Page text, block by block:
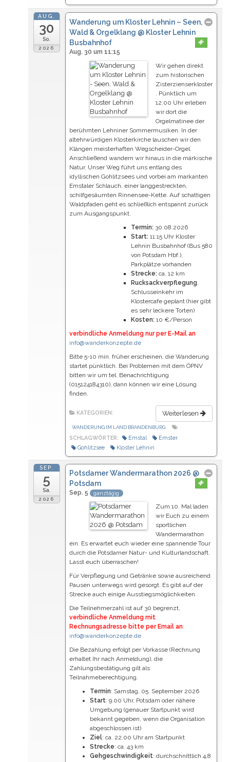
AUG.
30
So.
2026
Wanderung um Kloster Lehnin – Seen,
Wald & Orgelklang @ Kloster Lehnin
Busbahnhof
Aug. 30 um 11:15
Wir gehen direkt
zum historischen
Zisterzienserkloster
. Pünktlich um
12:00 Uhr erleben
wir dort die
Orgelmatinee der
berühmten Lehniner Sommermusiken. In der
altehrwürdigen Klosterkirche lauschen wir den
Klängen meisterhaften Wegscheider-Orgel.
Anschließend wandern wir hinaus in die märkische
Natur. Unser Weg führt uns entlang des
idyllischen Gohlitzsees und vorbei am markanten
Emstaler Schlauch, einer langgestreckten,
schilfgesäumten Rinnensee-Kette. Auf schattigen
Waldpfaden geht es schließlich entspannt zurück
zum Ausgangspunkt.
Termin: 30.08.2026
Start: 11:15 Uhr Kloster
Lehnin Busbahnhof (Bus 580
von Potsdam Hbf.),
Parkplätze vorhanden
Strecke: ca. 12 km
Rucksackverpflegung
Schlusseinkehr im
Klostercafe geplant (hier gibt
es sehr leckere Torten)
Kosten: 10 €/Person
verbindliche Anmeldung nur per E-Mail an
info@wanderkonzepte.de
Bitte 5-10 min. früher erscheinen, die Wanderung
startet pünktlich. Bei Problemen mit dem ÖPNV
bitten wir um tel. Benachrichtigung
(015124184310), dann können wir eine Lösung
finden.
Weiterlesen
KATEGORIEN:
WANDERUNG IM LAND BRANDENBURG
SCHLAGWÖRTER: Emstal
Emster
Gohlitzsee
Kloster Lehnin
SEP.
5
Sa.
2026
Potsdamer Wandermarathon 2026 @
Potsdam
Sep. 5 ganztägig
Zum 10. Mal laden
wir Euch zu einem
sportlichen
Wandermarathon
ein. Es erwartet euch wieder eine spannende Tour
durch die Potsdamer Natur- und Kulturlandschaft.
Lasst euch überraschen!
Für Verpflegung und Getränke sowie ausreichend
Pausen unterwegs wird gesorgt. Es gibt auf der
Strecke auch einige Ausstiegsmöglichkeiten.
Die Teilnehmerzahl ist auf 30 begrenzt,
verbindliche Anmeldung mit
Rechnungsadresse bitte per Email an:
info@wanderkonzepte.de
Die Bezahlung erfolgt per Vorkasse (Rechnung
erhaltet Ihr nach Anmeldung), die
Zahlungsbestätigung gilt als
Teilnahmeberechtigung.
Termin: Samstag, 05. September 2026
Start: 9.00 Uhr, Potsdam oder nähere
Umgebung (genauer Startpunkt wird
bekannt gegeben, wenn die Organisation
abgeschlossen ist)
Ziel: ca. 22.00 Uhr am Startpunkt
Strecke: ca. 43 km
Gehgeschwindigkeit: durchschnittlich 4,8